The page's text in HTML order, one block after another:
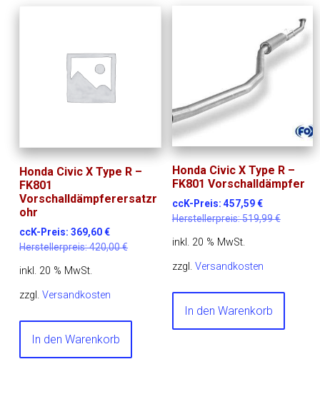
Honda Civic X Type R –
FK801
Vorschalldämpferersatzr
ohr
ccK-Preis:369,60€
Herstellerpreis:420,00€
inkl. 20 % MwSt.
zzgl.Versandkosten
In den Warenkorb
Honda Civic X Type R –
FK801 Vorschalldämpfer
ccK-Preis: 457,59€
Herstellerpreis:519,99€
inkl. 20 % MwSt.
zzgl. Versandkosten
In den Warenkorb